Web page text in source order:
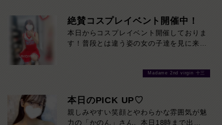
分！その日の予定に合わせてお選びくださ
い！ご来店お待ちしております！
絶賛コスプレイベント開催中！
本日からコスプレイベント開催しておりま
す！普段とは違う姿の女の子達を見に来て
Madame 2nd virgin 十三
本日のPICK UP♡
親しみやすい笑顔とやわらかな雰囲気が魅
力の「かのん」さん。本日18時まで出勤